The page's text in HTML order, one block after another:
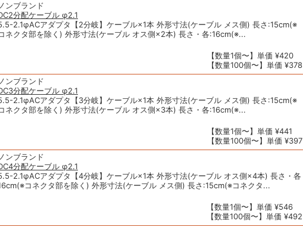
ノンブランド
分配ケーブル φ2.1
2.1φACアダプタ【2分岐】ケーブル×1本 外形寸法(ケーブル メス側) 長さ:15cm(※
ネクタ部を除く) 外形寸法(ケーブル オス側×2本) 長さ・各:16cm(※...
【数量1個〜】単価 ¥420
【数量100個〜】単価 ¥378
ノンブランド
分配ケーブル φ2.1
2.1φACアダプタ【3分岐】ケーブル×1本 外形寸法(ケーブル メス側) 長さ:15cm(※
ネクタ部を除く) 外形寸法(ケーブル オス側×3本) 長さ・各:16cm(※...
【数量1個〜】単価 ¥441
【数量100個〜】単価 ¥397
ノンブランド
分配ケーブル φ2.1
2.1φACアダプタ【4分岐】ケーブル×1本 外形寸法(ケーブル オス側×4本) 長さ・各
コネクタ部を除く) 外形寸法(ケーブル メス側) 長さ:15cm(※コネクタ...
【数量1個〜】単価 ¥546
【数量100個〜】単価 ¥492